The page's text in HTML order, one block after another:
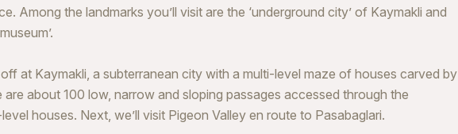
Among the landmarks you’ll visit are the ‘underground city’ of Kaymakli and
at Kaymakli, a subterranean city with a multi-level maze of houses carved by
are about 100 low, narrow and sloping passages accessed through the
houses. Next, we’ll visit Pigeon Valley en route to Pasabaglari.